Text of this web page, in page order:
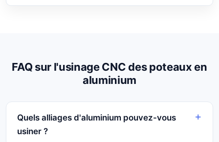
FAQ sur l'usinage CNC des poteaux en
aluminium
Quels alliages d'aluminium pouvez-vous
usiner ?